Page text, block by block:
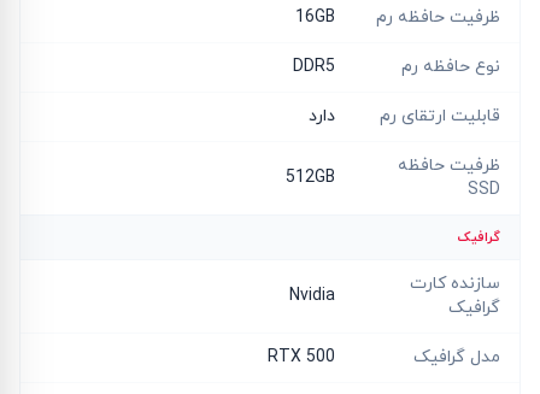
ظرفیت حافظه رم 16GB
نوع حافظه رم DDR5
قابلیت ارتقای رم دارد
ظرفیت حافظه
SSD
512GB
گرافیک
سازنده کارت
گرافیک
Nvidia
مدل گرافیک RTX 500